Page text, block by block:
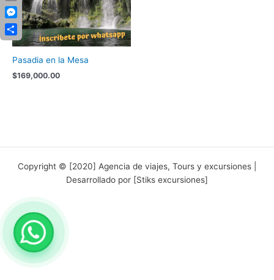
Pasadia en la Mesa
$169,000.00
Copyright © [2020] Agencia de viajes, Tours y excursiones |
Desarrollado por [Stiks excursiones]
Copy
Link
Messenger
Compartir